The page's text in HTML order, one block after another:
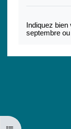
Indiquez
septembre